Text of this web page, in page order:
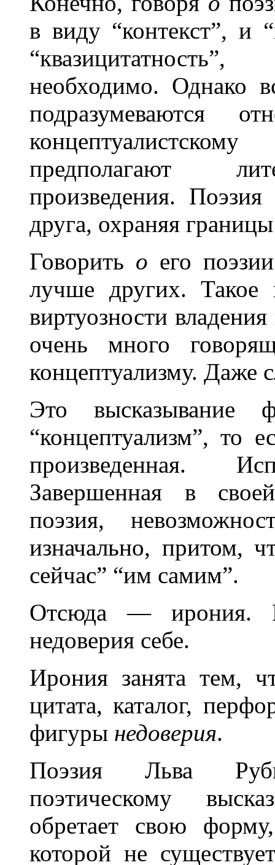
в виду “контекст”, и
необходимо. Однако
подразумеваются
предполагают
произведения.
друга, охраняя
Говорить о его
лучше других. Такое
виртуозности
очень много
концептуализму. Даже
Это высказывание
“концептуализм”, то
произведенная.
Завершенная в
поэзия,
изначально, притом,
сейчас” “им самим”.
Отсюда — ирония.
недоверия себе.
Ирония занята тем,
цитата, каталог,
фигуры недоверия.
Поэзия Льва
поэтическому
обретает свою
которой не